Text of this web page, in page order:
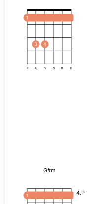
1
3 4
E A D G B E
G#m
4.P
1